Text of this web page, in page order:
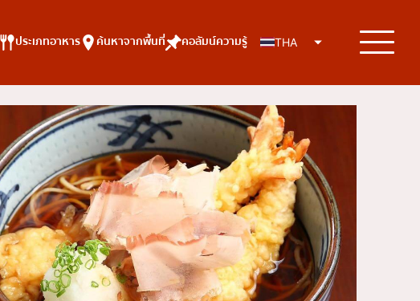
ประเภทอาหาร ค้นหาจากพื้นที่ คอลัมน์ความรู้ THA